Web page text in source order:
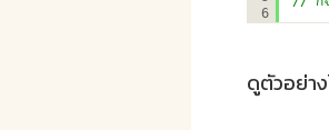
6
ดูตัวอย่า